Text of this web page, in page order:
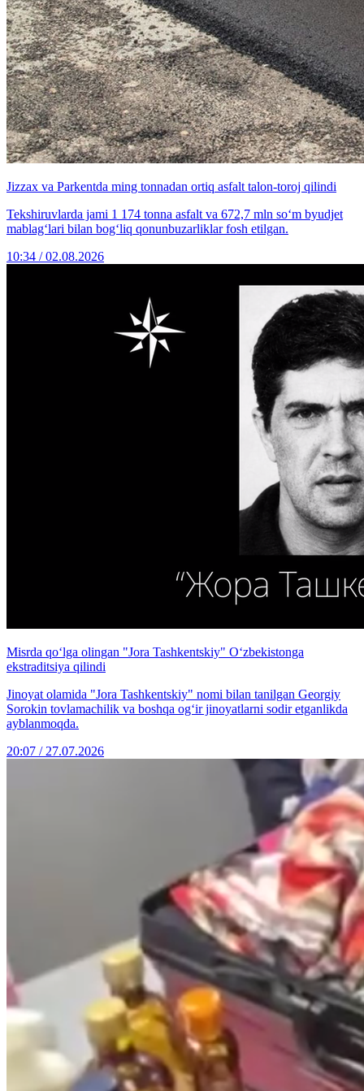
Jizzax va Parkentda ming tonnadan ortiq asfalt talon-toroj qilindi
Tekshiruvlarda jami 1 174 tonna asfalt va 672,7 mln so‘m byudjet
mablag‘lari bilan bog‘liq qonunbuzarliklar fosh etilgan.
10:34 / 02.08.2026
Misrda qo‘lga olingan "Jora Tashkentskiy" O‘zbekistonga
ekstraditsiya qilindi
Jinoyat olamida "Jora Tashkentskiy" nomi bilan tanilgan Georgiy
Sorokin tovlamachilik va boshqa og‘ir jinoyatlarni sodir etganlikda
ayblanmoqda.
20:07 / 27.07.2026